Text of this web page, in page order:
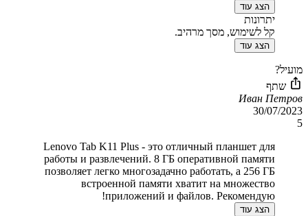
הצג עוד
יתרונות
קל לשימוש, מסך מרהיב.
הצג עוד
מועיל?
שתף
Иван Петров
30/07/2023
5
Lenovo Tab K11 Plus - это отличный планшет для
работы и развлечений. 8 ГБ оперативной памяти
позволяет легко многозадачно работать, а 256 ГБ
встроенной памяти хватит на множество
приложений и файлов. Рекомендую!
הצג עוד